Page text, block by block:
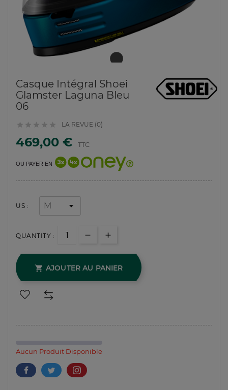
Casque Intégral Shoei
Glamster Laguna Bleu
06
     LA REVUE (0)
469,00 € TTC
OU PAYER EN
US :
QUANTITY :
 AJOUTER AU PANIER
Aucun Produit Disponible